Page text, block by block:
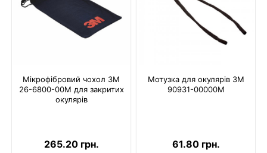
Мікрофібровий чохол 3M
26-6800-00M для закритих
окулярів
265.20 грн.
Мотузка для окулярів 3M
90931-00000M
61.80 грн.